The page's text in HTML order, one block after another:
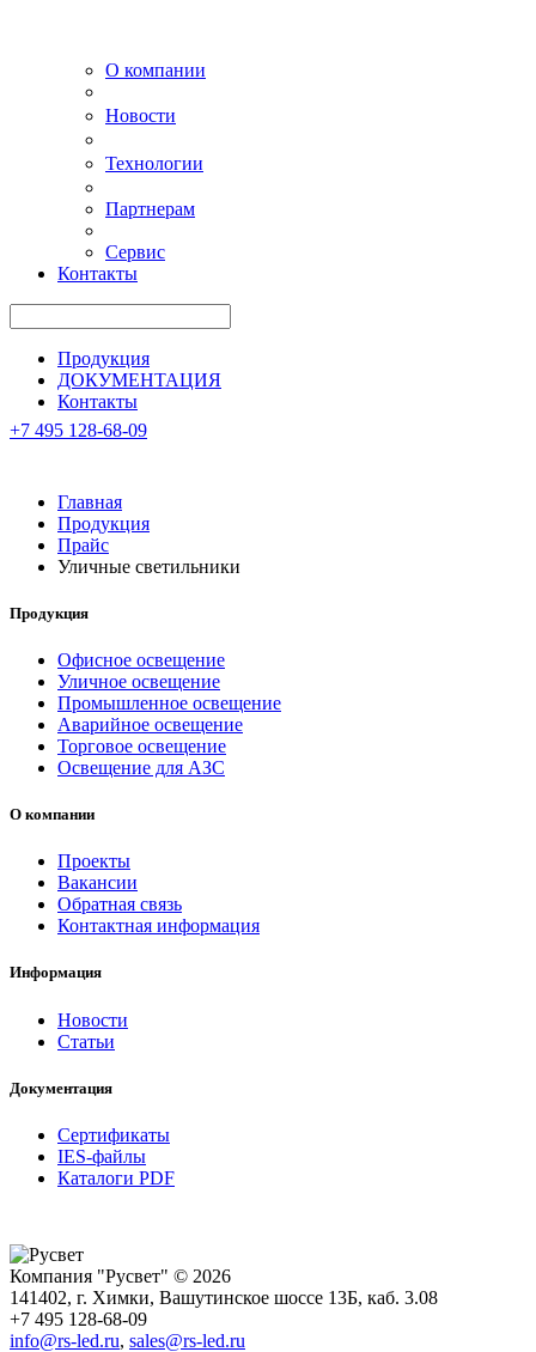
О компании
Новости
Технологии
Партнерам
Сервис
Контакты
Продукция
ДОКУМЕНТАЦИЯ
Контакты
+7 495 128-68-09
Главная
Продукция
Прайс
Уличные светильники
Продукция
Офисное освещение
Уличное освещение
Промышленное освещение
Аварийное освещение
Торговое освещение
Освещение для АЗС
О компании
Проекты
Вакансии
Обратная связь
Контактная информация
Информация
Новости
Статьи
Документация
Сертификаты
IES-файлы
Каталоги PDF
Компания "Русвет" © 2026
141402, г. Химки, Вашутинское шоссе 13Б, каб. 3.08
+7 495 128-68-09
info@rs-led.ru, sales@rs-led.ru